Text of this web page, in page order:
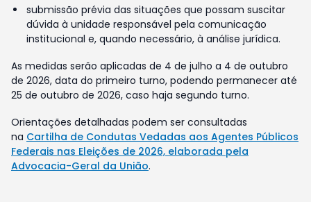
submissão prévia das situações que possam suscitar
dúvida à unidade responsável pela comunicação
institucional e, quando necessário, à análise jurídica.
As medidas serão aplicadas de 4 de julho a 4 de outubro
de 2026, data do primeiro turno, podendo permanecer até
25 de outubro de 2026, caso haja segundo turno.
Orientações detalhadas podem ser consultadas
na Cartilha de Condutas Vedadas aos Agentes Públicos
Federais nas Eleições de 2026, elaborada pela
Advocacia-Geral da União.